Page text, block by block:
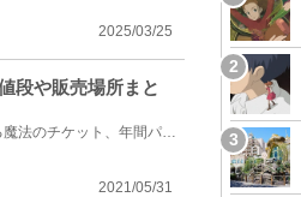
2025/03/25
段や販売場所まと
東京ディズニーランド、東京ディズニーシーに1年間好きなだけ入園できる魔法のチケット、年間パスポート...
2021/05/31